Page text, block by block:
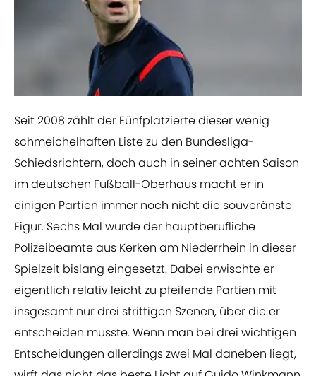
​Seit 2008 zählt der Fünfplatzierte dieser wenig
schmeichelhaften Liste zu den Bundesliga-
Schiedsrichtern, doch auch in seiner achten Saison
im deutschen Fußball-Oberhaus macht er in
einigen Partien immer noch nicht die souveränste
Figur. Sechs Mal wurde der hauptberufliche
Polizeibeamte aus Kerken am Niederrhein in dieser
Spielzeit bislang eingesetzt. Dabei erwischte er
eigentlich relativ leicht zu pfeifende Partien mit
insgesamt nur drei strittigen Szenen, über die er
entscheiden musste. Wenn man bei drei wichtigen
Entscheidungen allerdings zwei Mal daneben liegt,